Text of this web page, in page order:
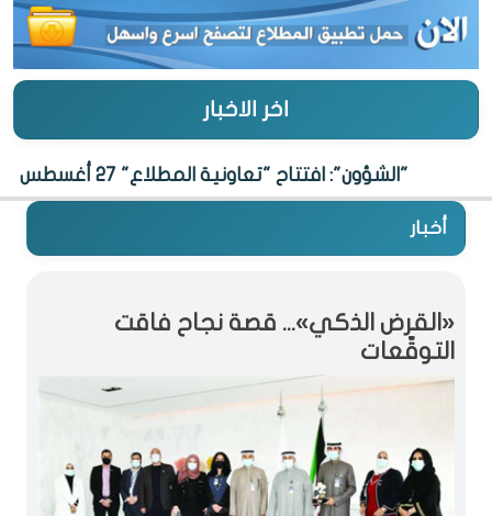
اخر الاخبار
"الشؤون": افتتاح "تعاونية المطلاع" 27 أغسطس
أخبار
«القرض الذكي»... قصة نجاح فاقت
التوقّعات